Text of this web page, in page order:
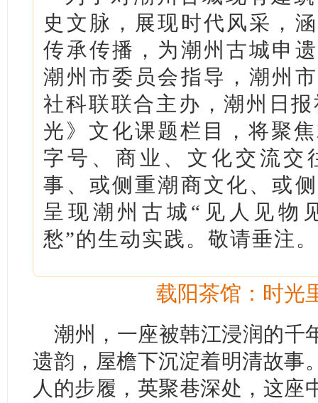
史文脉，展现时代风采，
传承传播，为潮州古城申
潮州市委员会指导，潮州
社科联联合主办，潮州日
光》文化课题栏目，将聚
字号、商业、文化交流交
事、或侧重潮商文化、或
呈现潮州古城“见人见物
愁”的生动实践。敬请垂注。
载阳茶馆：时光
潮州，一座被韩江浸润的千
遗韵，屋檐下沉淀着明清故事
人的步履，英聚巷深处，这座